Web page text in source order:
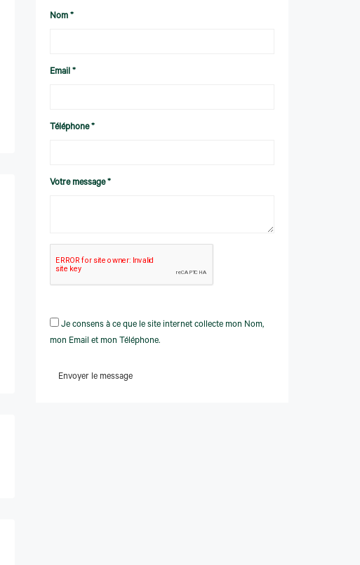
Nom *
Email *
Téléphone *
Votre message *
Je consens à ce que le site internet collecte mon Nom,
mon Email et mon Téléphone.
Envoyer le message